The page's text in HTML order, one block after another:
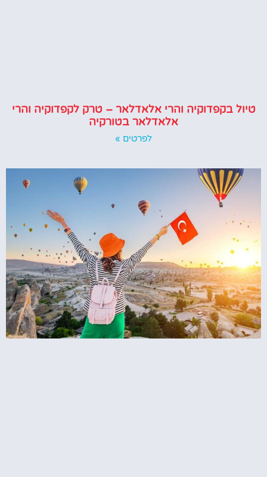
טיול בקפדוקיה והרי אלאדלאר – טרק לקפדוקיה והרי
אלאדלאר בטורקיה
לפרטים »